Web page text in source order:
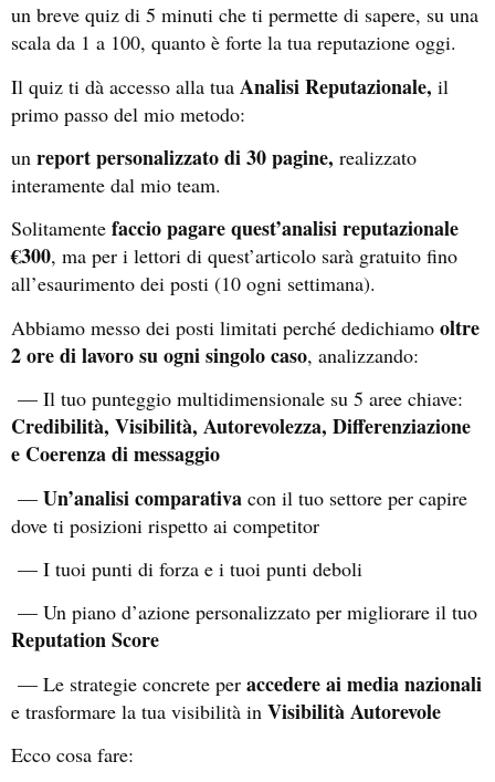
un breve quiz di 5 minuti che ti permette di sapere, su una
scala da 1 a 100, quanto è forte la tua reputazione oggi.
Il quiz ti dà accesso alla tua Analisi Reputazionale, il
primo passo del mio metodo:
un report personalizzato di 30 pagine, realizzato
interamente dal mio team.
Solitamente faccio pagare quest’analisi reputazionale
€300, ma per i lettori di quest’articolo sarà gratuito fino
all’esaurimento dei posti (10 ogni settimana).
Abbiamo messo dei posti limitati perché dedichiamo oltre
2 ore di lavoro su ogni singolo caso, analizzando:
— Il tuo punteggio multidimensionale su 5 aree chiave:
Credibilità, Visibilità, Autorevolezza, Differenziazione
e Coerenza di messaggio
— Un’analisi comparativa con il tuo settore per capire
dove ti posizioni rispetto ai competitor
— I tuoi punti di forza e i tuoi punti deboli
— Un piano d’azione personalizzato per migliorare il tuo
Reputation Score
— Le strategie concrete per accedere ai media nazionali
e trasformare la tua visibilità in Visibilità Autorevole
Ecco cosa fare: